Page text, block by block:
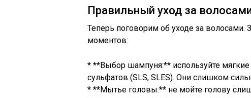
Правильный уход за
Теперь поговорим об уходе за
моментов:
* **Выбор шампуня:** используйте
сульфатов (SLS, SLES). Они слишком
* **Мытье головы:** не мойте голову